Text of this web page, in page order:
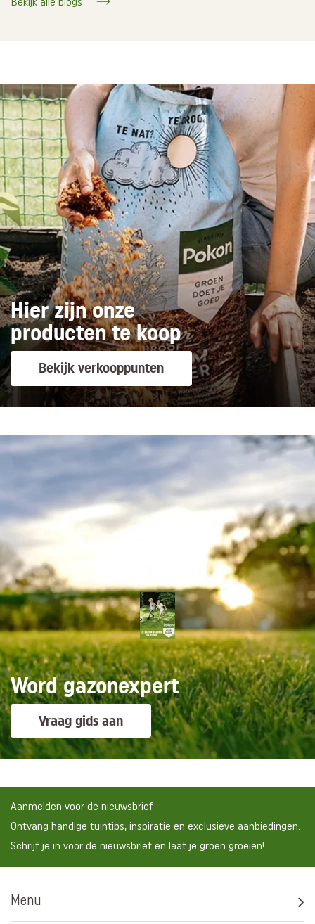
Bekijk alle blogs
Hier zijn onze
producten te koop
Bekijk verkooppunten
Word gazonexpert
Vraag gids aan
Aanmelden voor de nieuwsbrief
Ontvang handige tuintips, inspiratie en exclusieve aanbiedingen.
Schrijf je in voor de nieuwsbrief en laat je groen groeien!
Menu